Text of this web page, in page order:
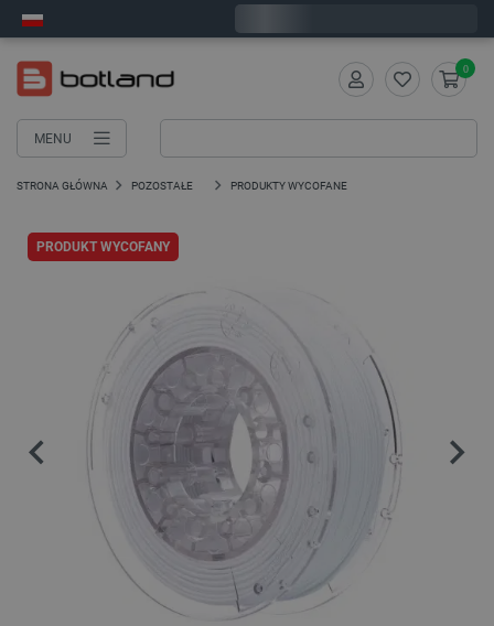
MENU
0
STRONA GŁÓWNA POZOSTAŁE PRODUKTY WYCOFANE
PRODUKT WYCOFANY